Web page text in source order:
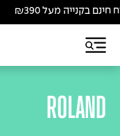
בקנייה מעל ₪390
ROLAND